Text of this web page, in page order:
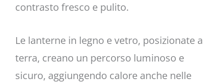
contrasto fresco e pulito.
Le lanterne in legno e vetro, posizionate a
terra, creano un percorso luminoso e
sicuro, aggiungendo calore anche nelle